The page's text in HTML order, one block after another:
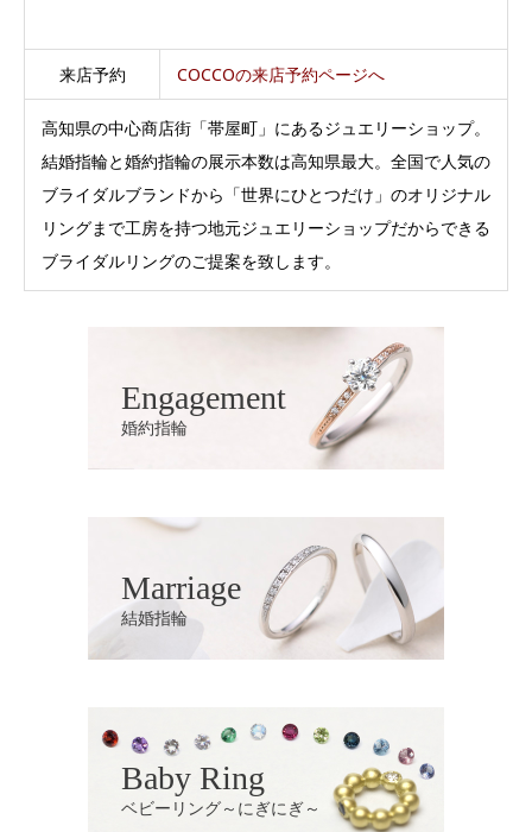
来店予約 COCCOの来店予約ページへ
高知県の中心商店街「帯屋町」にあるジュエリーショップ。
結婚指輪と婚約指輪の展示本数は高知県最大。全国で人気の
ブライダルブランドから「世界にひとつだけ」のオリジナル
リングまで工房を持つ地元ジュエリーショップだからできる
ブライダルリングのご提案を致します。
Engagement
婚約指輪
Marriage
結婚指輪
Baby Ring
ベビーリング～にぎにぎ～